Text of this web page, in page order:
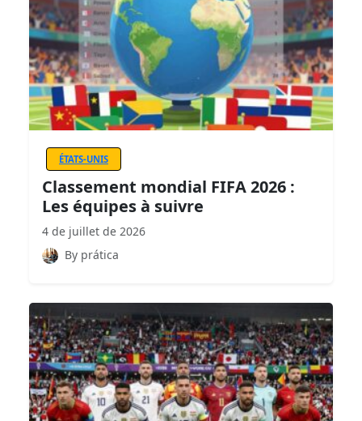
ÉTATS-UNIS
Classement mondial FIFA 2026 :
Les équipes à suivre
4 de juillet de 2026
By prática